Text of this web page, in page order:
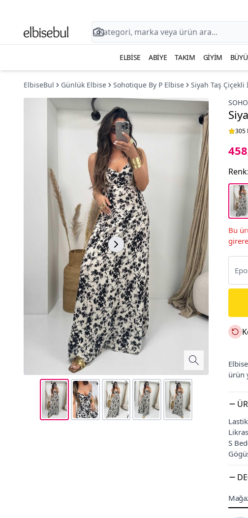
ELBISE ABIYE TAKIM GIYIM
ElbiseBul Günlük Elbise Sohotique By P Elbise
Siyah Taş Çiçekli
305
Renk:
Bu
ürün
S